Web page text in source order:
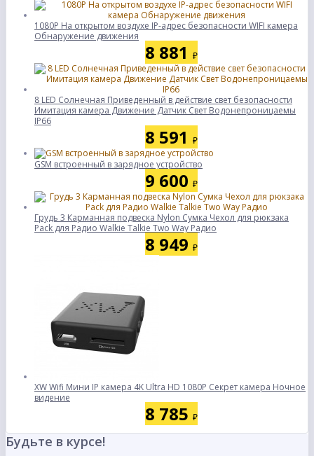
1080P На открытом воздухе IP-адрес безопасности WIFI камера
Обнаружение движения
8 881 ₽
8 LED Солнечная Приведенный в действие свет безопасности
Имитация камера Движение Датчик Свет Водонепроницаемы
IP66
8 591 ₽
GSM встроенный в зарядное устройство
9 600 ₽
Грудь 3 Карманная подвеска Nylon Сумка Чехол для рюкзака
Pack для Радио Walkie Talkie Two Way Радио
8 949 ₽
XW Wifi Мини IP камера 4K Ultra HD 1080P Секрет камера Ночное
видение
8 785 ₽
Будьте в курсе!